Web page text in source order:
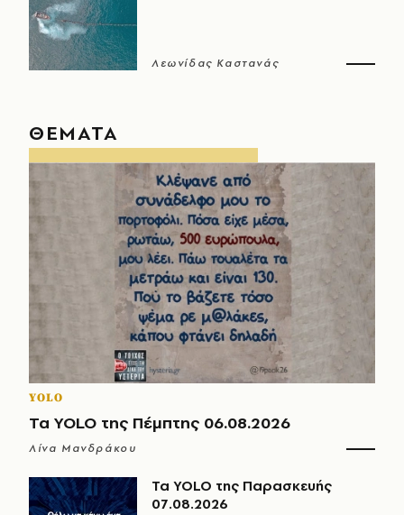
Λεωνίδας Καστανάς
ΘΕΜΑΤΑ
YOLO
Τα YOLO της Πέμπτης 06.08.2026
Λίνα Μανδράκου
Τα YOLO της Παρασκευής
07.08.2026